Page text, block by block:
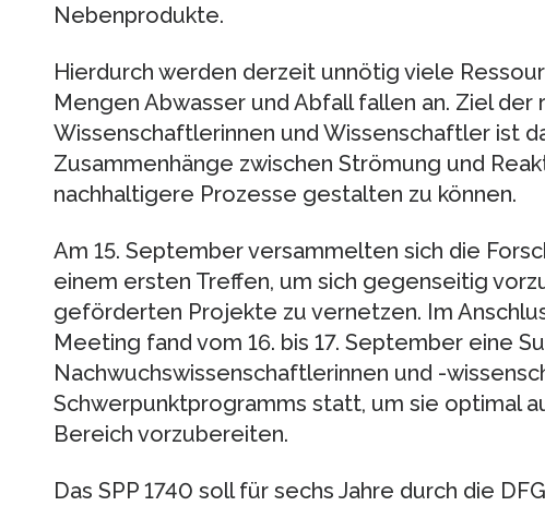
Nebenprodukte.
Hierdurch werden derzeit unnötig viele
Mengen Abwasser und Abfall fallen an. Ziel der
Wissenschaftlerinnen und Wissenschaftler ist
Zusammenhänge zwischen Strömung und
nachhaltigere Prozesse gestalten zu können.
Am 15. September versammelten sich die
einem ersten Treffen, um sich gegenseitig
geförderten Projekte zu vernetzen. Im
Meeting fand vom 16. bis 17. September eine
Nachwuchswissenschaftlerinnen und -
Schwerpunktprogramms statt, um sie optimal
Bereich vorzubereiten.
Das SPP 1740 soll für sechs Jahre durch die